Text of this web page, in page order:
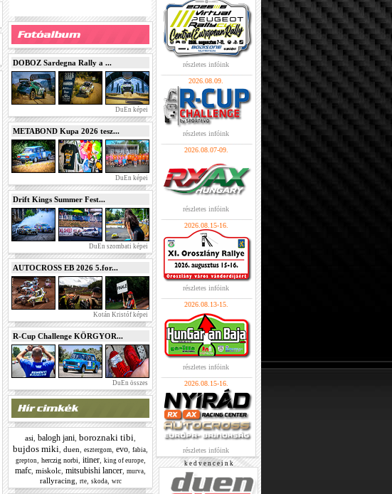
DOBOZ Sardegna Rally a ...
DuEn képei
METABOND Kupa 2026 tesz...
DuEn képei
Drift Kings Summer Fest...
DuEn szombati képei
AUTOCROSS EB 2026 5.for...
Kotán Kristóf képei
R-Cup Challenge KÖRGYOR...
DuEn összes
asi balogh jani boroznaki tibi
bujdos miki duen esztergom evo fabia
grepton herczig norbi itiner, king of europe,
mafc miskolc mitsubishi lancer murva
rallyracing
rte, skoda, wrc
részletes infóink
2026.08.09.
részletes infóink
2026.08.07-09.
részletes infóink
2026.08.15-16.
részletes infóink
2026.08.13-15.
részletes infóink
2026.08.15-16.
részletes infóink
k e d v e n c e i n k